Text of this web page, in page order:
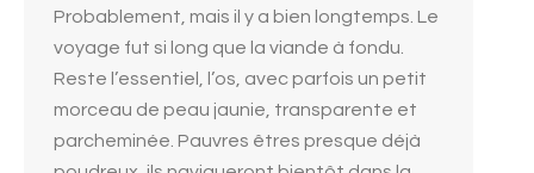
Probablement, mais il y a bien longtemps. Le
voyage fut si long que la viande à fondu.
Reste l’essentiel, l’os, avec parfois un petit
morceau de peau jaunie, transparente et
parcheminée. Pauvres êtres presque déjà